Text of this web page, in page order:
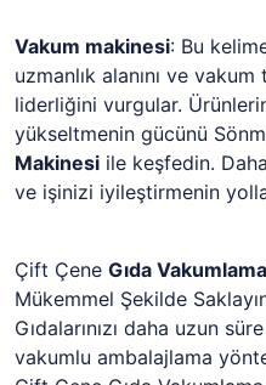
Vakum makinesi: Bu
uzmanlık alanını ve
liderliğini vurgular.
yükseltmenin gücünü
Makinesi ile keşfedin.
ve işinizi iyileştirmenin
Çift Çene Gıda
Mükemmel Şekilde
Gıdalarınızı daha uzun
vakumlu ambalajlama